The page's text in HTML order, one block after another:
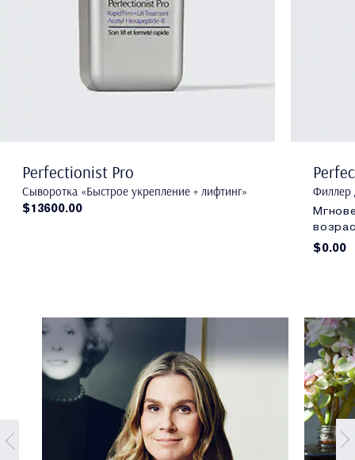
Perfectionist Pro
Сыворотка «Быстрое укрепление + лифтинг»
$13600.00
Филлер
$0.00